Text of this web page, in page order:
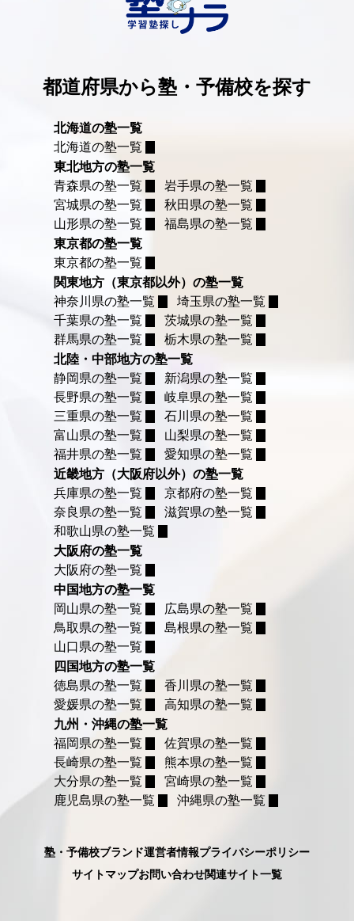
都道府県から塾・予備校を探す
北海道の塾一覧
北海道の塾一覧
東北地方の塾一覧
青森県の塾一覧
岩手県の塾一覧
宮城県の塾一覧
秋田県の塾一覧
山形県の塾一覧
福島県の塾一覧
東京都の塾一覧
東京都の塾一覧
関東地方（東京都以外）の塾一覧
神奈川県の塾一覧
埼玉県の塾一覧
千葉県の塾一覧
茨城県の塾一覧
群馬県の塾一覧
栃木県の塾一覧
北陸・中部地方の塾一覧
静岡県の塾一覧
新潟県の塾一覧
長野県の塾一覧
岐阜県の塾一覧
三重県の塾一覧
石川県の塾一覧
富山県の塾一覧
山梨県の塾一覧
福井県の塾一覧
愛知県の塾一覧
近畿地方（大阪府以外）の塾一覧
兵庫県の塾一覧
京都府の塾一覧
奈良県の塾一覧
滋賀県の塾一覧
和歌山県の塾一覧
大阪府の塾一覧
大阪府の塾一覧
中国地方の塾一覧
岡山県の塾一覧
広島県の塾一覧
鳥取県の塾一覧
島根県の塾一覧
山口県の塾一覧
四国地方の塾一覧
徳島県の塾一覧
香川県の塾一覧
愛媛県の塾一覧
高知県の塾一覧
九州・沖縄の塾一覧
福岡県の塾一覧
佐賀県の塾一覧
長崎県の塾一覧
熊本県の塾一覧
大分県の塾一覧
宮崎県の塾一覧
鹿児島県の塾一覧
沖縄県の塾一覧
塾・予備校ブランド運営者情報プライバシーポリシー
サイトマップお問い合わせ関連サイト一覧